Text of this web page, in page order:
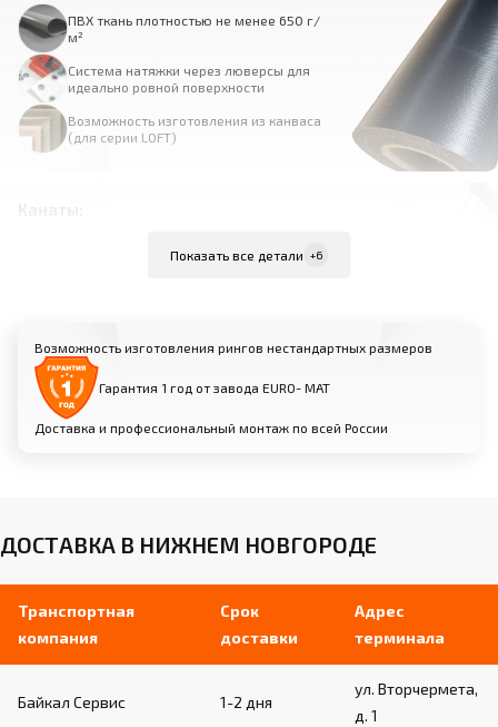
ПВХ ткань плотностью не менее 650 г/
м²
Система натяжки через люверсы для
идеально ровной поверхности
Возможность изготовления из канваса
(для серии LOFT)
Внутренняя жила из стального троса диаметром
Съемный чехол из износостойкой
искусственной кожи
Порошковое покрытие для защиты от
коррозии
Кольцевые «ушки-держатели» для крепления
Показать все детали +6
Возможность изготовления рингов нестандартных размеров
Гарантия 1 год от завода EURO- МАТ
Доставка и профессиональный монтаж по всей России
ДОСТАВКА В НИЖНЕМ НОВГОРОДЕ
Транспортная
компания
Срок
доставки
Адрес
терминала
Байкал Сервис 1-2 дня
ул. Вторчермета,
д. 1